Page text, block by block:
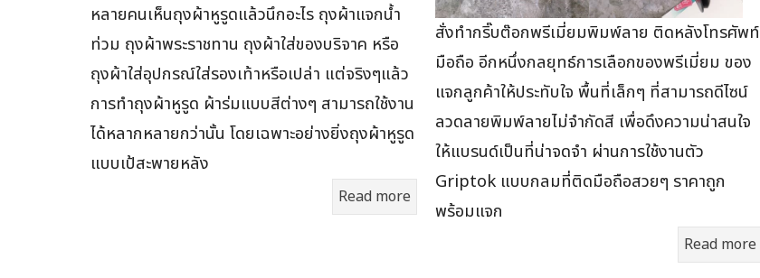
หลายคนเห็นถุงผ้าหูรูดแล้วนึกอะไร ถุงผ้าแจกน้ำ
ท่วม ถุงผ้าพระราชทาน ถุงผ้าใส่ของบริจาค หรือ
ถุงผ้าใส่อุปกรณ์ใส่รองเท้าหรือเปล่า แต่จริงๆแล้ว
การทำถุงผ้าหูรูด ผ้าร่มแบบสีต่างๆ สามารถใช้งาน
ได้หลากหลายกว่านั้น โดยเฉพาะอย่างยิ่งถุงผ้าหูรูด
แบบเป้สะพายหลัง
Read more
สั่งทำกริ๊บต๊อกพรีเมี่ยมพิมพ์ลาย ติดหลังโทรศัพท์
มือถือ อีกหนึ่งกลยุทธ์การเลือกของพรีเมี่ยม ของ
แจกลูกค้าให้ประทับใจ พื้นที่เล็กๆ ที่สามารถดีไซน์
ลวดลายพิมพ์ลายไม่จำกัดสี เพื่อดึงความน่าสนใจ
ให้แบรนด์เป็นที่น่าจดจำ ผ่านการใช้งานตัว
Griptok แบบกลมที่ติดมือถือสวยๆ ราคาถูก
พร้อมแจก
Read more